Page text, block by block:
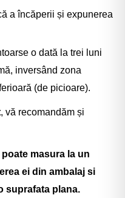
a încăperii și expunerea
o dată la trei luni
inversând zona
(de picioare).
, vă recomandăm și
masura la un
ei din ambalaj si
suprafata plana.